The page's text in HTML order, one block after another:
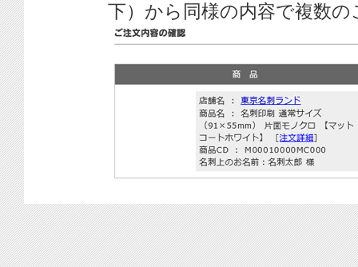
下）から同様の内容で複数